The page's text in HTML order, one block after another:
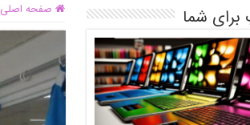
صفحه اصلی شما